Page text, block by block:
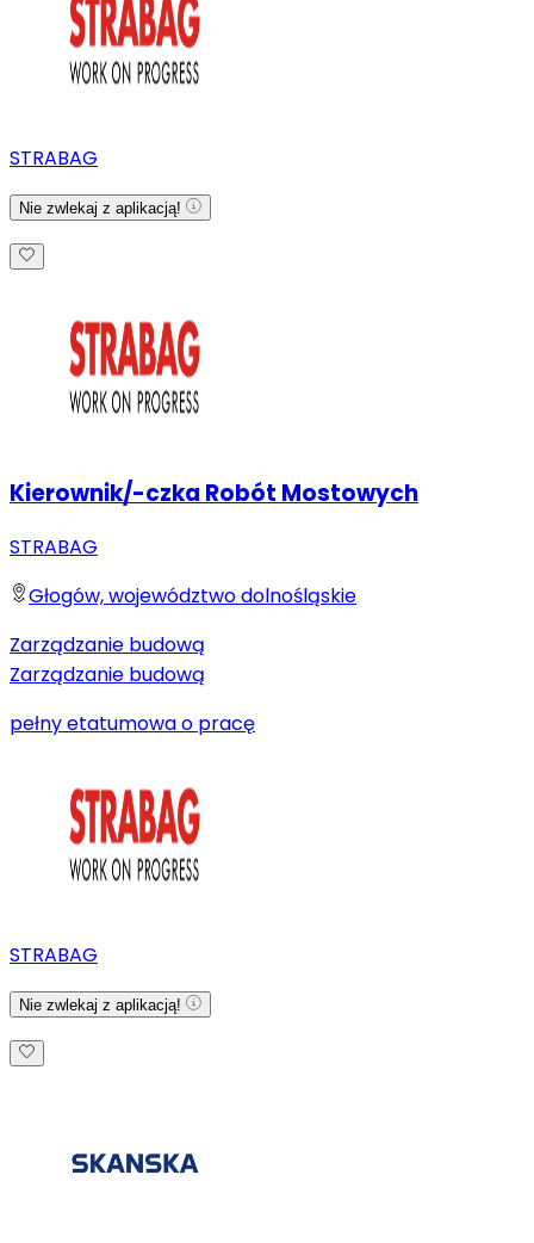
STRABAG
Nie zwlekaj z aplikacją!
Kierownik/-czka Robót Mostowych
STRABAG
Głogów, województwo dolnośląskie
Zarządzanie budową
Zarządzanie budową
pełny etatumowa o pracę
STRABAG
Nie zwlekaj z aplikacją!